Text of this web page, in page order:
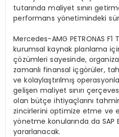
tutarında maliyet sınırı
performans yönetimindeki
Mercedes-AMG PETRONAS F1
kurumsal kaynak planlama
çözümleri sayesinde,
zamanlı finansal içgörüler,
ve kolaylaştırılmış
gelişen maliyet sınırı
olan bütçe ihtiyaçlarını
zincirlerini optimize etme ve
yönetme konularında da SAP
yararlanacak.